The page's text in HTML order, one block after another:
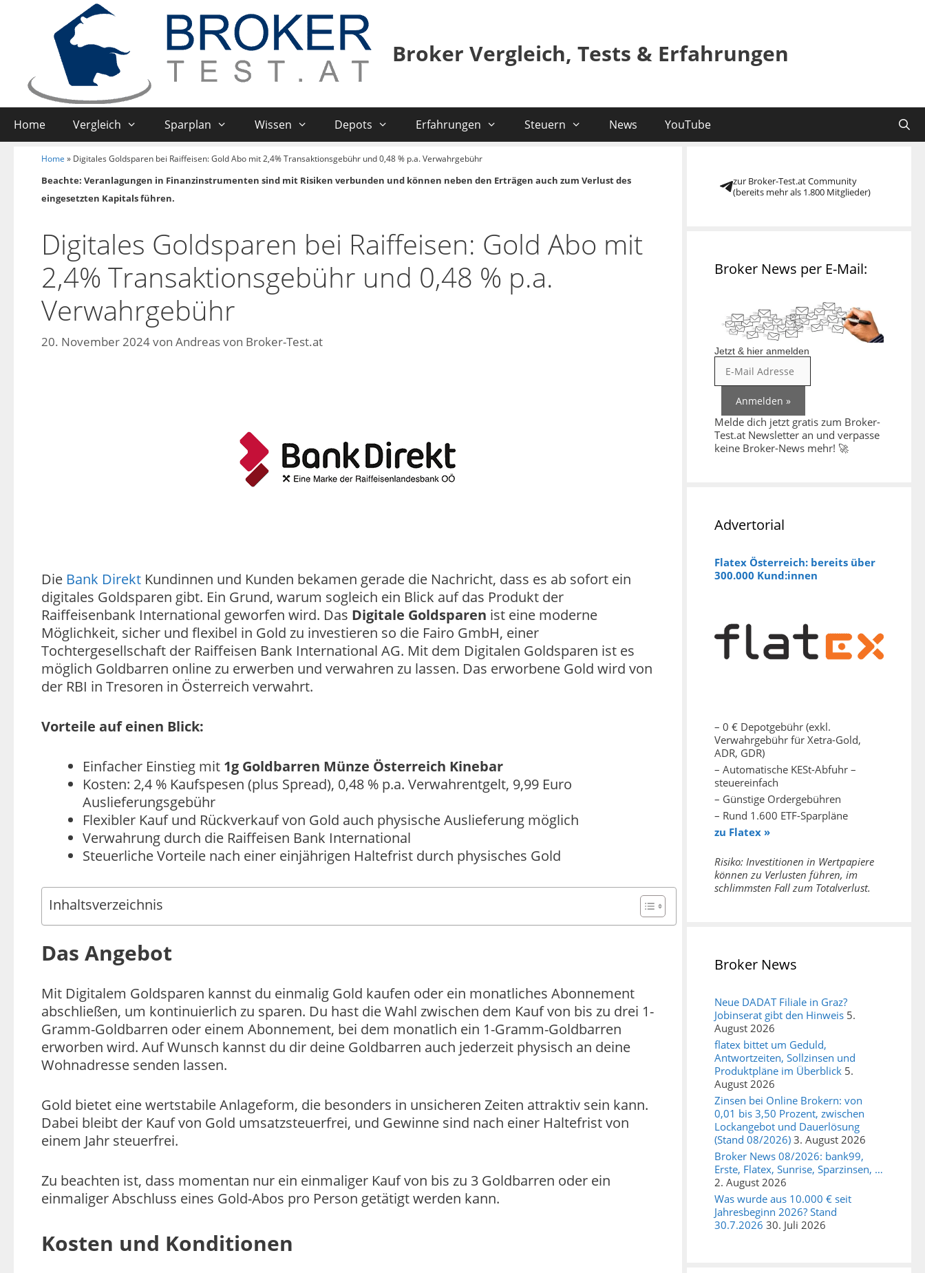
Broker Vergleich, Tests & Erfahrungen
Home Vergleich Sparplan Wissen Depots Erfahrungen Steuern News YouTube
Home » Digitales Goldsparen bei Raiffeisen: Gold Abo mit 2,4% Transaktionsgebühr und 0,48 % p.a. Verwahrgebühr
Beachte: Veranlagungen in Finanzinstrumenten sind mit Risiken verbunden und können neben den Erträgen auch zum Verlust des
eingesetzten Kapitals führen.
Digitales Goldsparen bei Raiffeisen: Gold Abo mit
2,4% Transaktionsgebühr und 0,48 % p.a.
Verwahrgebühr
20. November 2024von Andreas von Broker-Test.at
Die Bank Direkt Kundinnen und Kunden bekamen gerade die Nachricht, dass es ab sofort ein
digitales Goldsparen gibt. Ein Grund, warum sogleich ein Blick auf das Produkt der
Raiffeisenbank International geworfen wird. Das Digitale Goldsparen ist eine moderne
Möglichkeit, sicher und flexibel in Gold zu investieren so die Fairo GmbH, einer
Tochtergesellschaft der Raiffeisen Bank International AG. Mit dem Digitalen Goldsparen ist es
möglich Goldbarren online zu erwerben und verwahren zu lassen. Das erworbene Gold wird von
der RBI in Tresoren in Österreich verwahrt.
Vorteile auf einen Blick:
Einfacher Einstieg mit 1g Goldbarren Münze Österreich Kinebar
Kosten: 2,4 % Kaufspesen (plus Spread), 0,48 % p.a. Verwahrentgelt, 9,99 Euro
Auslieferungsgebühr
Flexibler Kauf und Rückverkauf von Gold auch physische Auslieferung möglich
Verwahrung durch die Raiffeisen Bank International
Steuerliche Vorteile nach einer einjährigen Haltefrist durch physisches Gold
Inhaltsverzeichnis
Das Angebot
Mit Digitalem Goldsparen kannst du einmalig Gold kaufen oder ein monatliches Abonnement
abschließen, um kontinuierlich zu sparen. Du hast die Wahl zwischen dem Kauf von bis zu drei 1-
Gramm-Goldbarren oder einem Abonnement, bei dem monatlich ein 1-Gramm-Goldbarren
erworben wird. Auf Wunsch kannst du dir deine Goldbarren auch jederzeit physisch an deine
Wohnadresse senden lassen.
Gold bietet eine wertstabile Anlageform, die besonders in unsicheren Zeiten attraktiv sein kann.
Dabei bleibt der Kauf von Gold umsatzsteuerfrei, und Gewinne sind nach einer Haltefrist von
einem Jahr steuerfrei.
Zu beachten ist, dass momentan nur ein einmaliger Kauf von bis zu 3 Goldbarren oder ein
einmaliger Abschluss eines Gold-Abos pro Person getätigt werden kann.
Kosten und Konditionen
zur Broker-Test.at Community
(bereits mehr als 1.800 Mitglieder)
Broker News per E-Mail:
Jetzt & hier anmelden
Melde dich jetzt gratis zum Broker-
Test.at Newsletter an und verpasse
keine Broker-News mehr! 🚀
Advertorial
Flatex Österreich: bereits über
300.000 Kund:innen
– 0 € Depotgebühr (exkl.
Verwahrgebühr für Xetra-Gold,
ADR, GDR)
– Automatische KESt-Abfuhr –
steuereinfach
– Günstige Ordergebühren
– Rund 1.600 ETF-Sparpläne
zu Flatex »
Risiko: Investitionen in Wertpapiere
können zu Verlusten führen, im
schlimmsten Fall zum Totalverlust.
Broker News
Neue DADAT Filiale in Graz?
Jobinserat gibt den Hinweis 5.
August 2026
flatex bittet um Geduld,
Antwortzeiten, Sollzinsen und
Produktpläne im Überblick 5.
August 2026
Zinsen bei Online Brokern: von
0,01 bis 3,50 Prozent, zwischen
Lockangebot und Dauerlösung
(Stand 08/2026) 3. August 2026
Broker News 08/2026: bank99,
Erste, Flatex, Sunrise, Sparzinsen, …
2. August 2026
Was wurde aus 10.000 € seit
Jahresbeginn 2026? Stand
30.7.2026 30. Juli 2026